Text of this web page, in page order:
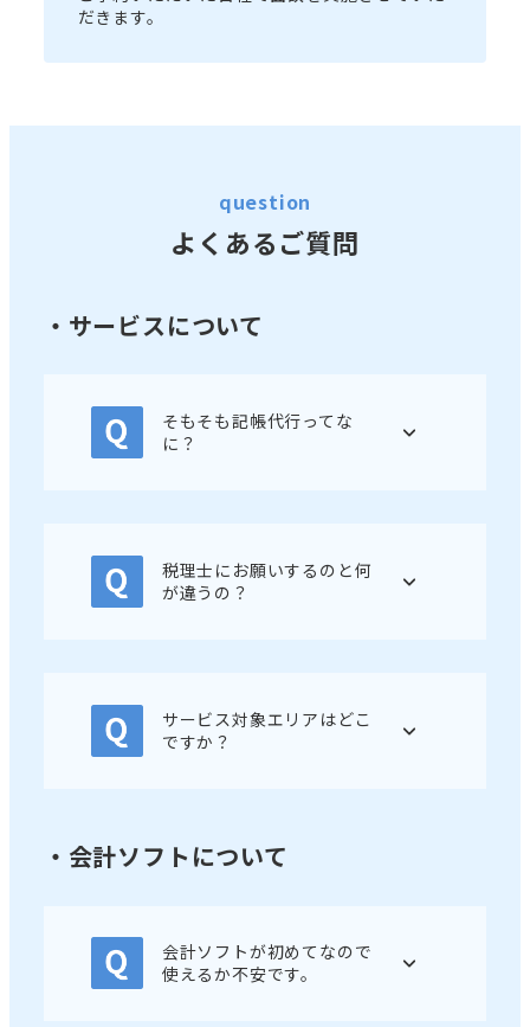
だきます。
question
よくあるご質問
・サービスについて
そもそも記帳代行ってな
に？
税理士にお願いするのと何
が違うの？
サービス対象エリアはどこ
ですか？
・会計ソフトについて
会計ソフトが初めてなので
使えるか不安です。